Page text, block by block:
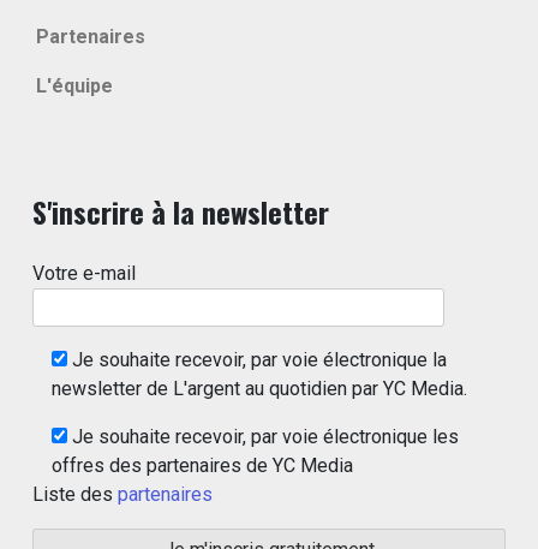
Partenaires
L'équipe
S'inscrire à la newsletter
Votre e-mail
Je souhaite recevoir, par voie électronique la
newsletter de L'argent au quotidien par YC Media.
Je souhaite recevoir, par voie électronique les
offres des partenaires de YC Media
Liste des partenaires